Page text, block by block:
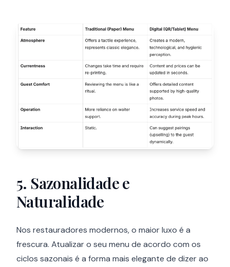
5. Sazonalidade e
Naturalidade
Nos restauradores modernos, o maior luxo é a
frescura. Atualizar o seu menu de acordo com os
ciclos sazonais é a forma mais elegante de dizer ao